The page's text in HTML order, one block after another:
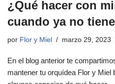
¿Qué hacer con
cuando ya no
por Flor y Miel marzo 29, 2023
En el blog anterior te
mantener tu orquídea Flor y Miel